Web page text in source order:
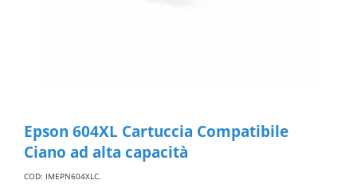
Epson 604XL Cartuccia Compatibile
Ciano ad alta capacità
COD: IMEPN604XLC.